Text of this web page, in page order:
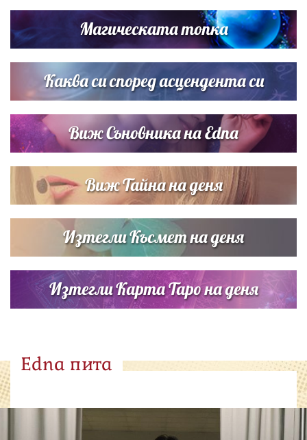
Братя Аргирови я изненадаха с песен
Списъкът е ясен: Джей Ло и Риана във ВИП гостите на
сватбата на Роналдо
Магическата топка
Каква си според асцендента си
Виж Съновника на Edna
Виж Тайна на деня
Изтегли Късмет на деня
Изтегли Карта Таро на деня
Edna пита